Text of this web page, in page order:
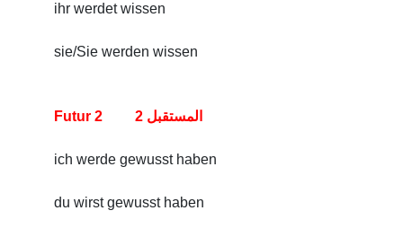
ihr werdet wissen
sie/Sie werden wissen
ich werde gewusst haben
du wirst gewusst haben